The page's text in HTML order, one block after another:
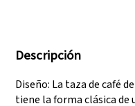
que pueden satisfacer
producción.
Descripción
Diseño: La taza de café
tiene la forma clásica de